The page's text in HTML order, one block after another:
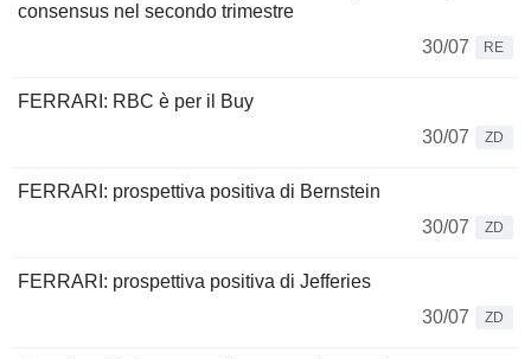
consensus nel secondo trimestre
30/07
RE
FERRARI: RBC è per il Buy
30/07
ZD
FERRARI: prospettiva positiva di Bernstein
30/07
ZD
FERRARI: prospettiva positiva di Jefferies
30/07
ZD